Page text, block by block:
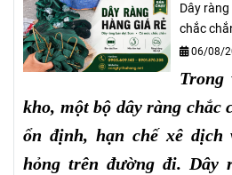
Dây
chắc
06/08/
Trong
kho, một bộ dây ràng chắc
ổn định, hạn chế xê
hỏng trên đường đi. Dây